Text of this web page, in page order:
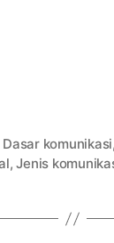
Dasar komunikasi,
,Jenis